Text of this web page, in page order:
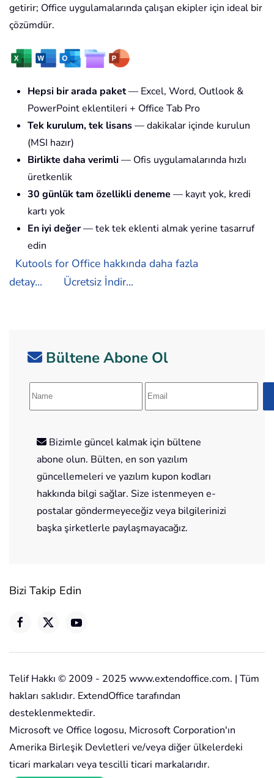
getirir; Office uygulamalarında çalışan ekipler için ideal bir
çözümdür.
Hepsi bir arada paket— Excel, Word, Outlook &
PowerPoint eklentileri + Office Tab Pro
Tek kurulum, tek lisans— dakikalar içinde kurulun
(MSI hazır)
Birlikte daha verimli — Ofis uygulamalarında hızlı
üretkenlik
30 günlük tam özellikli deneme — kayıt yok, kredi
kartı yok
En iyi değer— tek tek eklenti almak yerine tasarruf
edin
Kutools for Office hakkında daha fazla
detay...
Ücretsiz İndir...
Bültene Abone Ol
Bizimle güncel kalmak için bültene
abone olun. Bülten, en son yazılım
güncellemeleri ve yazılım kupon kodları
hakkında bilgi sağlar. Size istenmeyen e-
postalar göndermeyeceğiz veya bilgilerinizi
başka şirketlerle paylaşmayacağız.
Bizi Takip Edin
Telif Hakkı © 2009 - 2025 www.extendoffice.com. | Tüm
hakları saklıdır. ExtendOffice tarafından
desteklenmektedir.
Microsoft ve Office logosu, Microsoft Corporation'ın
Amerika Birleşik Devletleri ve/veya diğer ülkelerdeki
ticari markaları veya tescilli ticari markalarıdır.